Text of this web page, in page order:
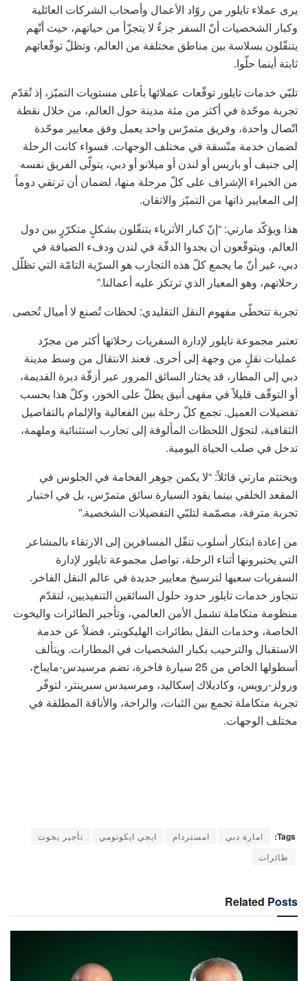
يرى عملاء تايلور من روّاد الأعمال وأصحاب الشركات العائلية
وكبار الشخصيات أنّ السفر جزءٌ لا يتجزّأ من حياتهم، حيث أنّهم
يتنقّلون بسلاسة بين مناطق مختلفة من العالم، وتظلّ توقّعاتهم
ثابتة أينما حلّوا.
تلبّي خدمات تايلور توقّعات عملائها بأعلى مستويات التميّز، إذ تُقدّم
تجربة موحّدة في أكثر من مئة مدينة حول العالم، من خلال نقطة
اتّصال واحدة، وفريق متمرّس واحد يعمل وفق معايير موحّدة
لضمان خدمة متّسقة في مختلف الوجهات. فسواء كانت الرحلة
إلى جنيف أو باريس أو لندن أو ميلانو أو دبي، يتولّى الفريق نفسه
من الخبراء الإشراف على كلّ مرحلة منها، لضمان أن ترتقي دوماً
إلى المعايير ذاتها من التميّز والاتقان.
هذا ويؤكّد مارتي: “إنّ كبار الأثرياء يتنقّلون بشكلٍ متكرّرٍ بين دول
العالم، ويتوقّعون أن يجدوا الدقّة في لندن ودفء الضيافة في
دبي، غير أنّ ما يجمع كلّ هذه التجارب هو السرّية التامّة التي تظلّل
رحلاتهم، وهو المعيار الذي ترتكز عليه أعمالنا.”
تجربة تتخطّى مفهوم النقل التقليدي: لحظات تُصنع لا أميال تُحصى
تعتبر مجموعة تايلور لإدارة السفريات رحلاتها أكثر من مجرّد
عمليات نقلٍ من وجهة إلى أخرى. فعند الانتقال من وسط مدينة
دبي إلى المطار، قد يختار السائق المرور عبر أزقّة ديرة القديمة،
أو التوقّف قليلاً في مقهى أنيق يطلّ على الخور، وكلّ هذا بحسب
تفضيلات العميل. تجمع كلّ رحلة بين الفعالية والإلمام بالتفاصيل
الثقافية، لتحوّل اللحظات المألوفة إلى تجارب استثنائية وملهمة،
تدخل في صلب الحياة اليومية.
ويختتم مارتي قائلاً: “لا يكمن جوهر الفخامة في الجلوس في
المقعد الخلفي بينما يقود السيارة سائق متمرّس، بل في اختبار
تجربة مترفة، مصمّمة لتلبّي التفضيلات الشخصية.”
من إعادة ابتكار أسلوب تنقّل المسافرين إلى الارتقاء بالمشاعر
التي يختبرونها أثناء الرحلة، تواصل مجموعة تايلور لإدارة
السفريات سعيها لترسيخ معايير جديدة في عالم النقل الفاخر.
تتجاوز خدمات تايلور حدود حلول السائقين التنفيذيين، لتقدّم
منظومة متكاملة تشمل الأمن العالمي، وتأجير الطائرات واليخوت
الخاصة، وخدمات النقل بطائرات الهليكوبتر، فضلاً عن خدمة
الاستقبال والترحيب بكبار الشخصيات في المطارات. ويتألف
أسطولها الخاص من 25 سيارة فاخرة، تضم مرسيدس-مايباخ،
ورولز-رويس، وكاديلاك إسكاليد، ومرسيدس سبرينتر، لتوفّر
تجربة متكاملة تجمع بين الثبات، والراحة، والأناقة المطلقة في
مختلف الوجهات.
Tags: امارة دبي امستردام ايجي ايكونومي
تأجير يخوت
طائرات
Related Posts